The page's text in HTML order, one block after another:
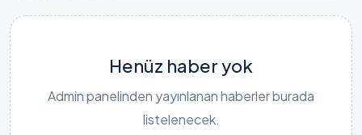
Henüz haber yok
Admin panelinden yayınlanan haberler burada
listelenecek.